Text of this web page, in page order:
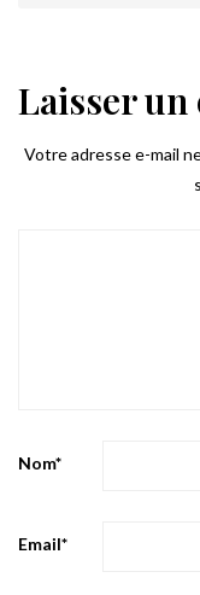
Laisser
Votre adresse e-mail
Nom*
Email*